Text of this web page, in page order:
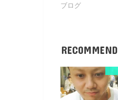
ブログ
RECOMMEND